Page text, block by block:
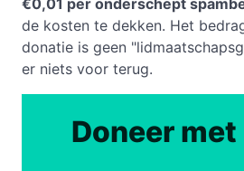
€0,01 per onderschept
de kosten te dekken. Het
donatie is geen
er niets voor terug.
Doneer met